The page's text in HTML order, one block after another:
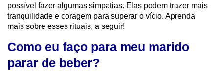
possível fazer algumas simpatias. Elas podem trazer mais
tranquilidade e coragem para superar o vício. Aprenda
mais sobre esses rituais, a seguir!
Como eu faço para meu marido
parar de beber?